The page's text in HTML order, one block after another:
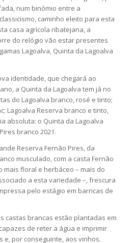
num binómio entre a
caminho eleito para esta
casa agrícola ribatejana, a
do relógio vão estar presentes
Lagoalva, Quinta da Lagoalva
identidade, que chegará ao
a Quinta da Lagoalva tem já no
do Lagoalva branco, rosé e tinto;
Lagoalva Reserva branco e tinto,
absoluta: o Quinta da Lagoalva
branco 2021.
Reserva Fernão Pires, da
musculado, com a casta Fernão
mais floral e herbáceo – mais do
a esta variedade –, frescura
pelo estágio em barricas de
castas brancas estão plantadas em
de reter a água e imprimir
e, por conseguinte, aos vinhos.